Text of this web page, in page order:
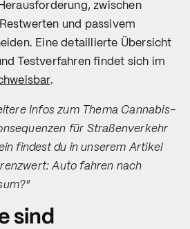
zwischen
und passivem
Eine detaillierte Übersicht
Testverfahren findet sich im
.
Infos zum Thema Cannabis-
für Straßenverkehr
findest du in unserem Artikel
Auto fahren nach
sind